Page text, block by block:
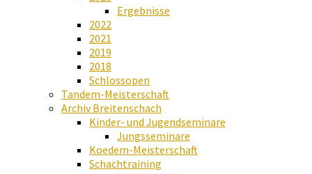
Ergebnisse
2022
2021
2019
2018
Schlossopen
Tandem-Meisterschaft
Archiv Breitenschach
Kinder- und Jugendseminare
Jungsseminare
Koedem-Meisterschaft
Schachtraining